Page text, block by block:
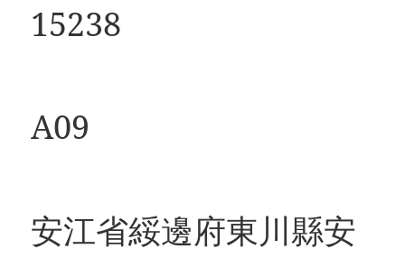
15238
A09
安江省綏邊府東川縣安